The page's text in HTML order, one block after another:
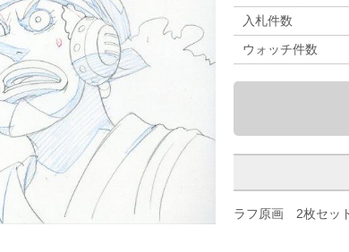
入札件数
ウォッチ件数
ラフ原画 2枚セッ